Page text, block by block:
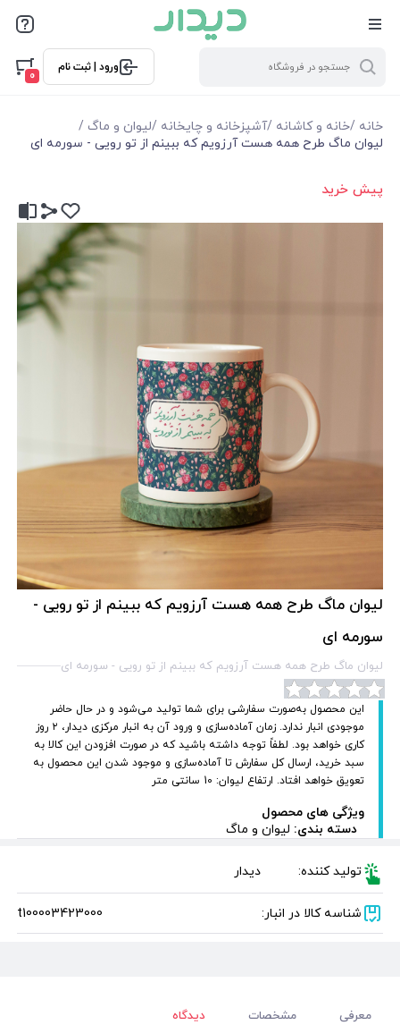
ورود | ثبت نام
0
خانه /خانه و کاشانه /آشپزخانه و چایخانه /لیوان و ماگ /
لیوان ماگ طرح همه هست آرزویم که ببینم از تو رویی - سورمه ای
پیش خرید
لیوان ماگ طرح همه هست آرزویم که ببینم از تو رویی -
سورمه ای
لیوان ماگ طرح همه هست آرزویم که ببینم از تو رویی - سورمه ای
این محصول به‌صورت سفارشی برای شما تولید می‌شود و در حال حاضر
موجودی انبار ندارد. زمان آماده‌سازی و ورود آن به انبار مرکزی دیدار، ۲ روز
کاری خواهد بود. لطفاً توجه داشته باشید که در صورت افزودن این کالا به
سبد خرید، ارسال کل سفارش تا آماده‌سازی و موجود شدن این محصول به
تعویق خواهد افتاد. ارتفاع لیوان: 10 سانتی متر
ویژگی های محصول
دسته بندی: لیوان و ماگ
تولید کننده: دیدار
شناسه کالا در انبار: t100003423000
معرفی مشخصات دیدگاه